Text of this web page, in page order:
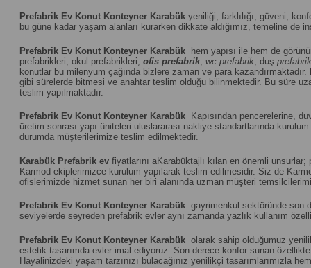
Prefabrik Ev Konut Konteyner Karabük yeniliği, farklılığı, güveni,
bu güne kadar yaşam alanları kurarken dikkate aldığımız, temeline
Prefabrik Ev Konut Konteyner Karabük hem yapısı ile hem de
prefabrikleri, okul prefabrikleri, ofis prefabrik, wc prefabrik , duş prefabrik
konutlar bu milenyum çağında bizlere zaman ve para kazandırmaktadır.
gibi sürelerde bitmesi ve anahtar teslim olduğu bilinmektedir. Bu süre
teslim yapılmaktadır.
Prefabrik Ev Konut Konteyner Karabük Kapısından pencerelerine,
üretim sonrası yapı üniteleri uluslararası nakliye standartlarında
durumda müşterilerimize teslim edilmektedir.
Karabük Prefabrik ev fiyatlarını aKarabüktajlı kılan en önemli
Karmod ekiplerimizce kurulum yapılarak teslim edilmesidir. Siz de
ofislerimizde hizmet sunan her biri alanında uzman müşteri
Prefabrik Ev Konut Konteyner Karabük gayrimenkul sektöründe son
seviyelerde seyreden prefabrik evler aynı zamanda yazlık kullanım
Prefabrik Ev Konut Konteyner Karabük olarak sahip olduğumuz
estetik tasarımda evler imal ediyoruz. Son derece konfor sunan
Hayalinizdeki yaşam tarzınızı bulacağınız yenilikçi tasarımlarımızla